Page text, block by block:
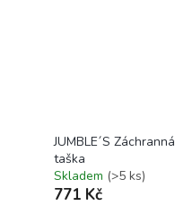
JUMBLE´S Záchranná
taška
Skladem (>5 ks)
771 Kč